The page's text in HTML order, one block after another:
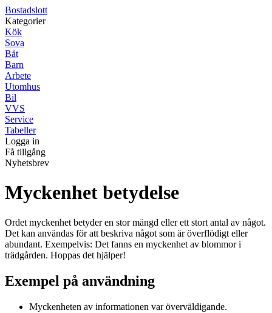
Bostadslott
Kategorier
Kök
Sova
Båt
Barn
Arbete
Utomhus
Bil
VVS
Service
Tabeller
Logga in
Få tillgång
Nyhetsbrev
Myckenhet betydelse
Ordet myckenhet betyder en stor mängd eller ett stort antal av något.
Det kan användas för att beskriva något som är överflödigt eller
abundant. Exempelvis: Det fanns en myckenhet av blommor i
trädgården. Hoppas det hjälper!
Exempel på användning
Myckenheten av informationen var överväldigande.